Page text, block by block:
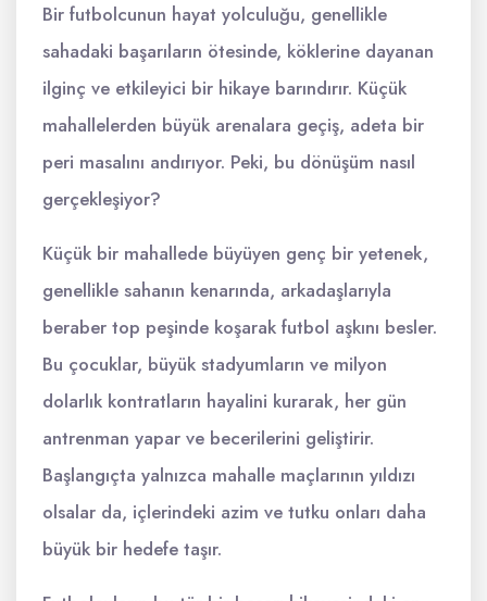
Bir futbolcunun hayat yolculuğu, genellikle
sahadaki başarıların ötesinde, köklerine dayanan
ilginç ve etkileyici bir hikaye barındırır. Küçük
mahallelerden büyük arenalara geçiş, adeta bir
peri masalını andırıyor. Peki, bu dönüşüm nasıl
gerçekleşiyor?
Küçük bir mahallede büyüyen genç bir yetenek,
genellikle sahanın kenarında, arkadaşlarıyla
beraber top peşinde koşarak futbol aşkını besler.
Bu çocuklar, büyük stadyumların ve milyon
dolarlık kontratların hayalini kurarak, her gün
antrenman yapar ve becerilerini geliştirir.
Başlangıçta yalnızca mahalle maçlarının yıldızı
olsalar da, içlerindeki azim ve tutku onları daha
büyük bir hedefe taşır.